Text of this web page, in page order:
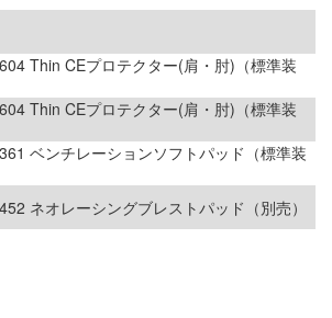
Thin CEプロテクター(肩・肘)（標準装
Thin CEプロテクター(肩・肘)（標準装
ベンチレーションソフトパッド（標準装
ネオレーシングブレストパッド（別売）